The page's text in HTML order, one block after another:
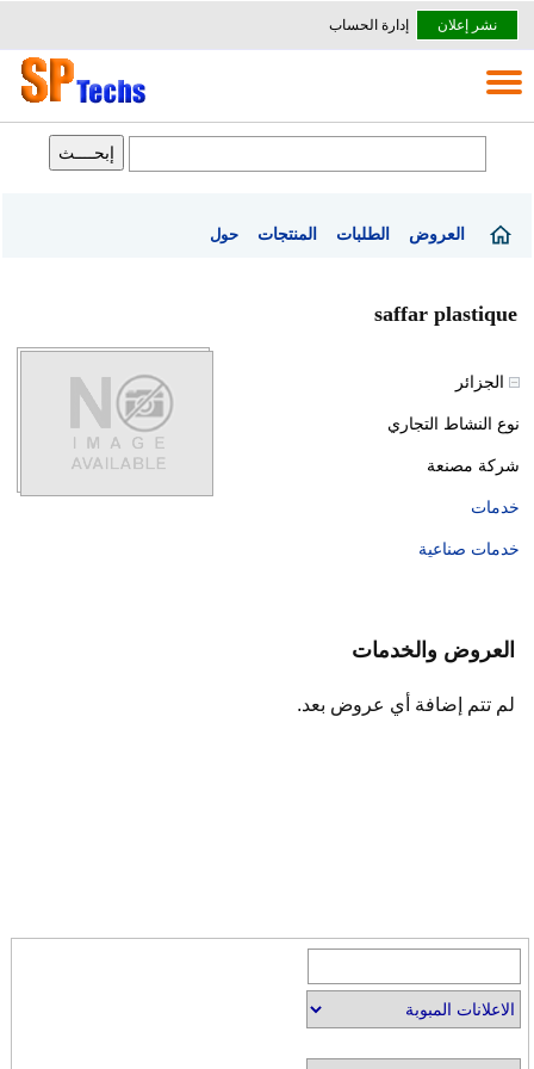
نشر إعلان إدارة الحساب
العروض الطلبات المنتجات حول
saffar plastique
الجزائر
نوع النشاط التجاري
شركة مصنعة
خدمات
خدمات صناعية
العروض والخدمات
لم تتم إضافة أي عروض بعد.